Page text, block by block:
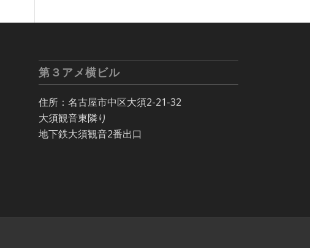
第３アメ横ビル
住所：名古屋市中区大須2-21-32
大須観音東隣り
地下鉄大須観音2番出口